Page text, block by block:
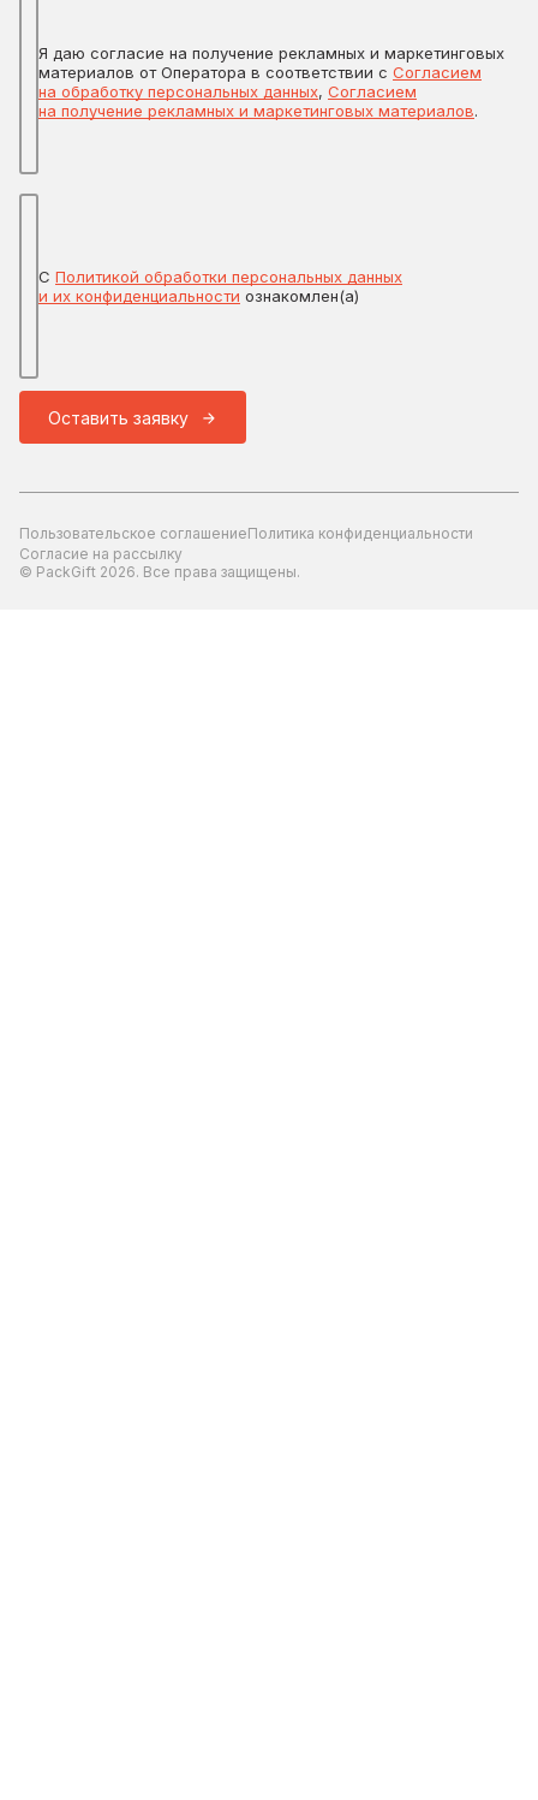
Я даю согласие на получение рекламных и маркетинговых
материалов от Оператора в соответствии с Согласием
на обработку персональных данных, Согласием
на получение рекламных и маркетинговых материалов.
С Политикой обработки персональных данных
и их конфиденциальности ознакомлен(а)
Оставить заявку
Пользовательское соглашениеПолитика конфиденциальности
Согласие на рассылку
© PackGift 2026. Все права защищены.